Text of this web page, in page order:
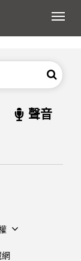
展
搜尋
聲音